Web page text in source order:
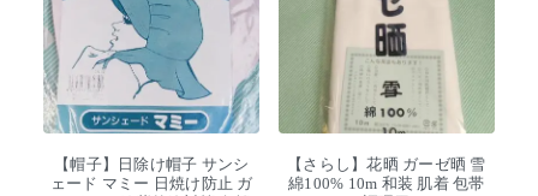
【帽子】日除け帽子 サンシ
ェード マミー 日焼け防止 ガ
【さらし】花晒 ガーゼ晒 雪
綿100% 10m 和装 肌着 包帯